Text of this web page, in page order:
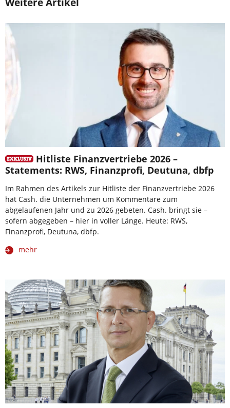
Hitliste Finanzvertriebe 2026 –
Statements: RWS, Finanzprofi, Deutuna, dbfp
Im Rahmen des Artikels zur Hitliste der Finanzvertriebe 2026
hat Cash. die Unternehmen um Kommentare zum
abgelaufenen Jahr und zu 2026 gebeten. Cash. bringt sie –
sofern abgegeben – hier in voller Länge. Heute: RWS,
Finanzprofi, Deutuna, dbfp.
mehr